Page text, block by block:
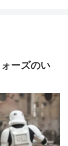
ーズのい